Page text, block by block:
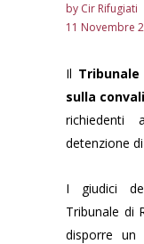
by Cir Rifugiati
11 Novembre
Il
sulla
richiedenti
detenzione
I giudici
Tribunale di
disporre un